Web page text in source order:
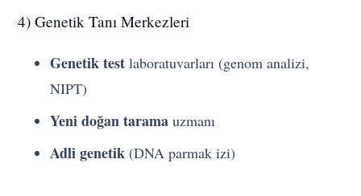
4) Genetik Tanı Merkezleri
Genetik test laboratuvarları (genom analizi,
NIPT)
Yeni doğan tarama uzmanı
Adli genetik (DNA parmak izi)